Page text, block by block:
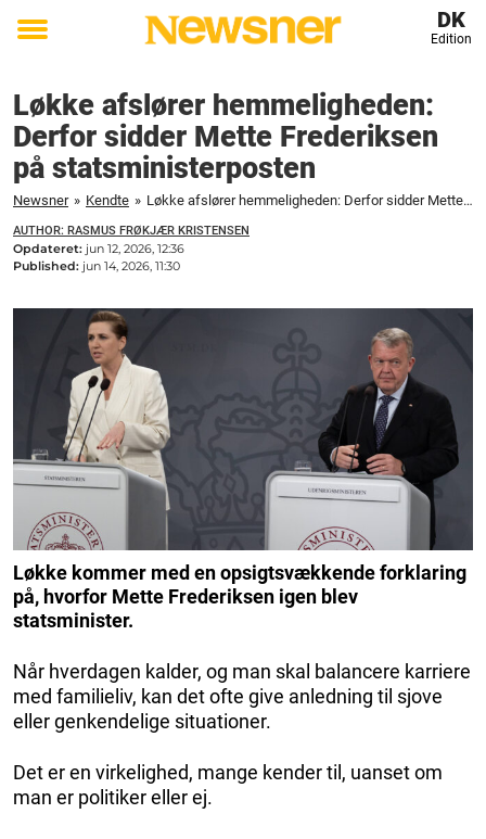
Toggle
DK
Edition
Løkke afslører hemmeligheden:
Derfor sidder Mette Frederiksen
på statsministerposten
Newsner » Kendte » Løkke afslører hemmeligheden: Derfor sidder Mette Frederiksen på statsministerposten
AUTHOR: RASMUS FRØKJÆR KRISTENSEN
Opdateret: jun 12, 2026, 12:36
Published: jun 14, 2026, 11:30
Løkke kommer med en opsigtsvækkende forklaring
på, hvorfor Mette Frederiksen igen blev
statsminister.
Når hverdagen kalder, og man skal balancere karriere
med familieliv, kan det ofte give anledning til sjove
eller genkendelige situationer.
Det er en virkelighed, mange kender til, uanset om
man er politiker eller ej.